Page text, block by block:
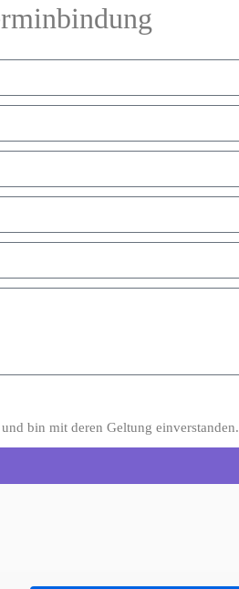
und bin mit deren Geltung einverstanden.